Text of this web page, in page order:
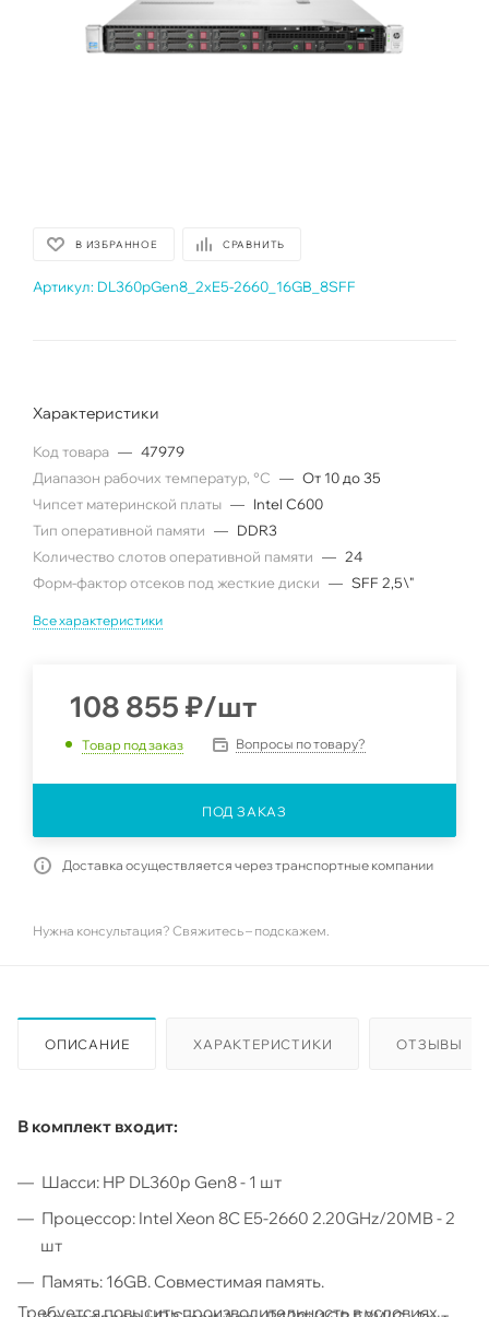
В ИЗБРАННОЕ СРАВНИТЬ
Артикул: DL360pGen8_2xE5-2660_16GB_8SFF
Характеристики
Код товара — 47979
Диапазон рабочих температур, °C — От 10 до 35
Чипсет материнской платы — Intel C600
Тип оперативной памяти — DDR3
Количество слотов оперативной памяти — 24
Форм-фактор отсеков под жесткие диски — SFF 2,5\"
Все характеристики
108 855 ₽/шт
Товар под заказ Вопросы по товару?
ПОД ЗАКАЗ
Доставка осуществляется через транспортные компании
Нужна консультация? Свяжитесь – подскажем.
ОПИСАНИЕ ХАРАКТЕРИСТИКИ ОТЗЫВЫ
В комплект входит:
Шасси: HP DL360p Gen8 - 1 шт
Процессор: Intel Xeon 8C E5-2660 2.20GHz/20MB - 2
шт
Память: 16GB. Совместимая память.
Требуется повысить производительность в условиях